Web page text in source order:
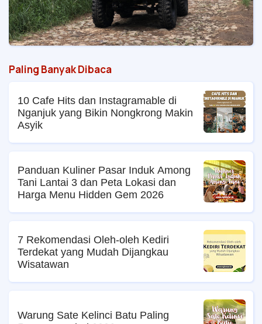
Paling Banyak Dibaca
10 Cafe Hits dan Instagramable di
Nganjuk yang Bikin Nongkrong Makin
Asyik
Panduan Kuliner Pasar Induk Among
Tani Lantai 3 dan Peta Lokasi dan
Harga Menu Hidden Gem 2026
7 Rekomendasi Oleh-oleh Kediri
Terdekat yang Mudah Dijangkau
Wisatawan
Warung Sate Kelinci Batu Paling